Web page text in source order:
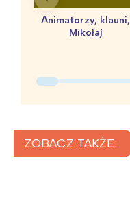
Animatorzy, klauni,
Mikołaj
ZOBACZ TAKŻE: